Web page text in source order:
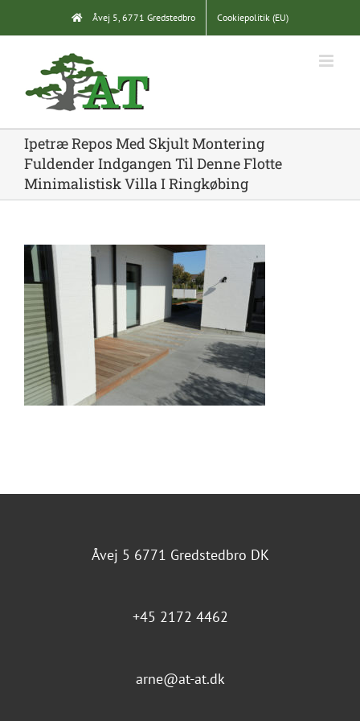
content
Åvej 5, 6771 Gredstedbro Cookiepolitik (EU)
Ipetræ Repos Med Skjult Montering
Fuldender Indgangen Til Denne Flotte
Minimalistisk Villa I Ringkøbing
Åvej 5 6771 Gredstedbro DK
+45 2172 4462
arne@at-at.dk